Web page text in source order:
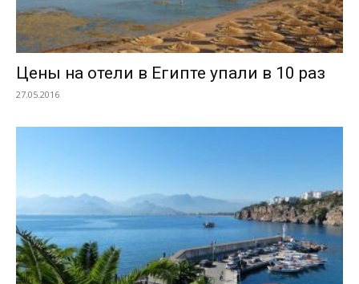
Цены на отели в Египте упали в 10 раз
27.05.2016